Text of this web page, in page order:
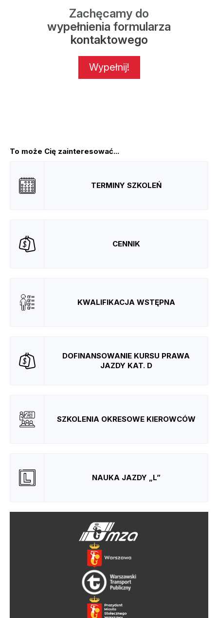
Zachęcamy do
wypełnienia formularza
kontaktowego
Wypełnij!
To może Cię zainteresować...
TERMINY SZKOLEŃ
CENNIK
KWALIFIKACJA WSTĘPNA
DOFINANSOWANIE KURSU PRAWA
JAZDY KAT. D
SZKOLENIA OKRESOWE KIEROWCÓW
NAUKA JAZDY „L”